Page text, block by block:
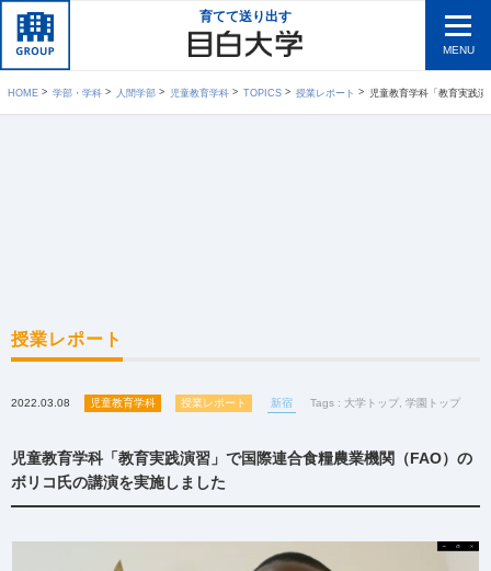
育てて送り出す
MENU
HOME 学部・学科 人間学部 児童教育学科 TOPICS 授業レポート 児童教育学科「教育実践演習」で国
授業レポート
2022.03.08 児童教育学科 授業レポート 新宿 Tags : 大学トップ 学園トップ
児童教育学科「教育実践演習」で国際連合食糧農業機関（FAO）の
ボリコ氏の講演を実施しました